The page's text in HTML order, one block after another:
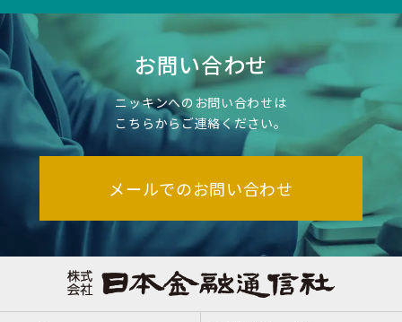
お問い合わせ
ニッキンへのお問い合わせは
こちらからご連絡ください。
メールでのお問い合わせ